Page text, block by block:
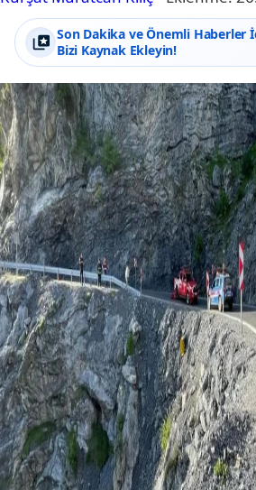
Son Dakika ve Önemli Haberler
Bizi Kaynak Ekleyin!